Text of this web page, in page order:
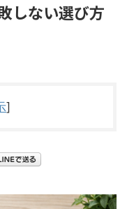
しない選び方
]